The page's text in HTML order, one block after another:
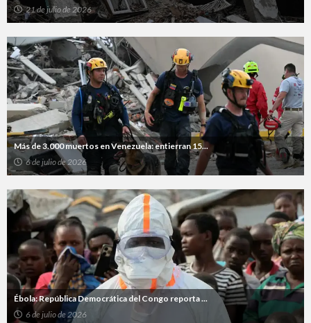
21 de julio de 2026
Más de 3.000 muertos en Venezuela: entierran 15...
6 de julio de 2026
Ébola: República Democrática del Congo reporta ...
6 de julio de 2026